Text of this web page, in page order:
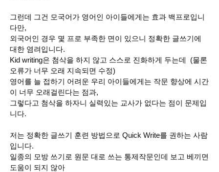
그런데 그건 모국어가 영어인 아이들에게는 효과 백프로입니
다만,
외국어인 경우 몇 프로 부족한 면이 있으니 정확한 글쓰기에
대한 염려입니다.
Kid writing은 첨삭을 하지 않고 스스로 진화하게 두는데 (물론
오류가 너무 오래 지속되면 수정)
영어를 늘 접하기 어려운 우리 아이들에게는 작문 향상에 시간
이 너무 오래걸린다는 점과,
그렇다고 첨삭을 하자니 실력있는 교사가 없다는 점이 문제입
니다.
저는 정확한 글쓰기 훈련 방법으로 Quick Write를 권하는 사람
입니다.
일종의 모방 쓰기로 원문 대로 쓰는 통제작문인데 보고 베끼면
도움이 되지 않아